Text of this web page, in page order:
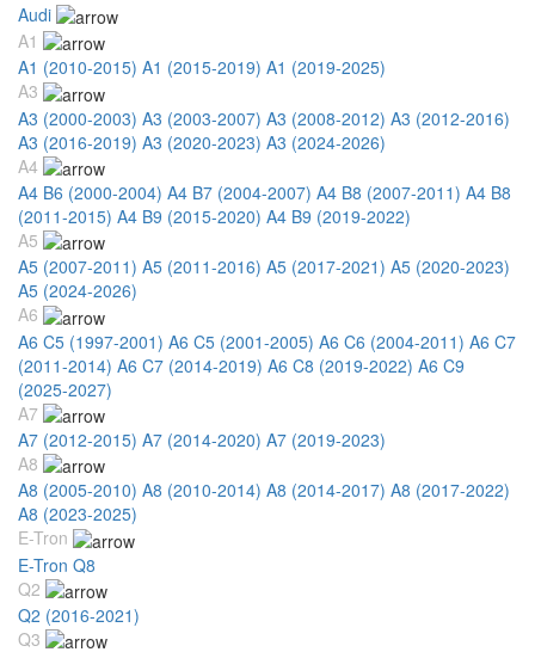
Audi
A1
A1 (2010-2015) A1 (2015-2019) A1 (2019-2025)
A3
A3 (2000-2003) A3 (2003-2007) A3 (2008-2012) A3 (2012-2016)
A3 (2016-2019) A3 (2020-2023) A3 (2024-2026)
A4
A4 B6 (2000-2004) A4 B7 (2004-2007) A4 B8 (2007-2011) A4 B8
(2011-2015) A4 B9 (2015-2020) A4 B9 (2019-2022)
A5
A5 (2007-2011) A5 (2011-2016) A5 (2017-2021) A5 (2020-2023)
A5 (2024-2026)
A6
A6 C5 (1997-2001) A6 C5 (2001-2005) A6 C6 (2004-2011) A6 C7
(2011-2014) A6 C7 (2014-2019) A6 C8 (2019-2022) A6 C9
(2025-2027)
A7
A7 (2012-2015) A7 (2014-2020) A7 (2019-2023)
A8
A8 (2005-2010) A8 (2010-2014) A8 (2014-2017) A8 (2017-2022)
A8 (2023-2025)
E-Tron
E-Tron Q8
Q2
Q2 (2016-2021)
Q3